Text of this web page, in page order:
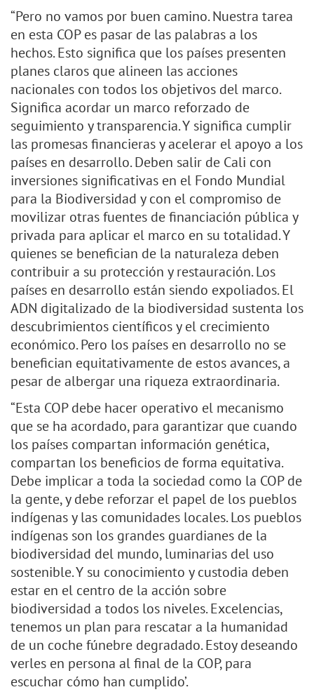
“Pero no vamos por buen camino. Nuestra tarea
en esta COP es pasar de las palabras a los
hechos. Esto significa que los países presenten
planes claros que alineen las acciones
nacionales con todos los objetivos del marco.
Significa acordar un marco reforzado de
seguimiento y transparencia. Y significa cumplir
las promesas financieras y acelerar el apoyo a los
países en desarrollo. Deben salir de Cali con
inversiones significativas en el Fondo Mundial
para la Biodiversidad y con el compromiso de
movilizar otras fuentes de financiación pública y
privada para aplicar el marco en su totalidad. Y
quienes se benefician de la naturaleza deben
contribuir a su protección y restauración. Los
países en desarrollo están siendo expoliados. El
ADN digitalizado de la biodiversidad sustenta los
descubrimientos científicos y el crecimiento
económico. Pero los países en desarrollo no se
benefician equitativamente de estos avances, a
pesar de albergar una riqueza extraordinaria.
“Esta COP debe hacer operativo el mecanismo
que se ha acordado, para garantizar que cuando
los países compartan información genética,
compartan los beneficios de forma equitativa.
Debe implicar a toda la sociedad como la COP de
la gente, y debe reforzar el papel de los pueblos
indígenas y las comunidades locales. Los pueblos
indígenas son los grandes guardianes de la
biodiversidad del mundo, luminarias del uso
sostenible. Y su conocimiento y custodia deben
estar en el centro de la acción sobre
biodiversidad a todos los niveles. Excelencias,
tenemos un plan para rescatar a la humanidad
de un coche fúnebre degradado. Estoy deseando
verles en persona al final de la COP, para
escuchar cómo han cumplido’.